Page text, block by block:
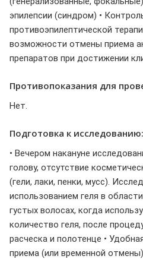
эпилепсии (синдром) •
противоэпилептической
возможности отмены приема
препаратов при достижении
Противопоказания для
Нет.
Подготовка к исследованию:
• Вечером накануне
голову, отсутствие
(гели, лаки, пенки, мусс).
использованием геля в
густых волосах, когда
количество геля, после
расческа и полотенце •
приема (или временной